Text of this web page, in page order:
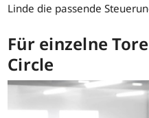
Linde die passende
Für einzelne
Circle